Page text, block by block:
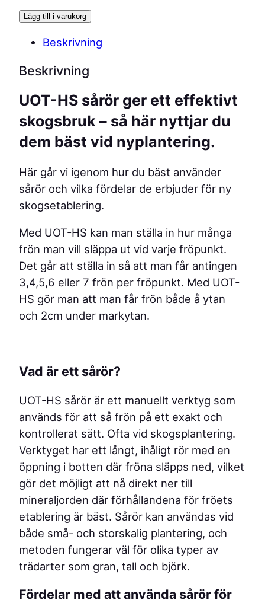
S
ö
f
r
e
t
e
f
f
e
k
t
i
v
o
g
s
b
r
u
k
m
ä
n
g
d
Lägg till i varukorg
Beskrivning
Beskrivning
UOT-HS sårör ger ett effektivt
skogsbruk – så här nyttjar du
dem bäst vid nyplantering.
Här går vi igenom hur du bäst använder
sårör och vilka fördelar de erbjuder för ny
skogsetablering.
Med UOT-HS kan man ställa in hur många
frön man vill släppa ut vid varje fröpunkt.
Det går att ställa in så att man får antingen
3,4,5,6 eller 7 frön per fröpunkt. Med UOT-
HS gör man att man får frön både å ytan
och 2cm under markytan.
Vad är ett sårör?
UOT-HS sårör är ett manuellt verktyg som
används för att så frön på ett exakt och
kontrollerat sätt. Ofta vid skogsplantering.
Verktyget har ett långt, ihåligt rör med en
öppning i botten där fröna släpps ned, vilket
gör det möjligt att nå direkt ner till
mineraljorden där förhållandena för fröets
etablering är bäst. Sårör kan användas vid
både små- och storskalig plantering, och
metoden fungerar väl för olika typer av
trädarter som gran, tall och björk.
Fördelar med att använda sårör för